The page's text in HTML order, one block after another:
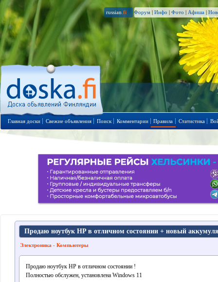
russian .fi Форум | Инфо | Фото | Афиша |
Главная доски Свежие объявления Поиск Комментарии Правила Статистика
Продаю ноутбук HP в отличном состоянии + новый
Электроника - Компьютеры
Продаю ноутбук HP в отличном состоянии !
Полностью обслужен, установлена Windows 11